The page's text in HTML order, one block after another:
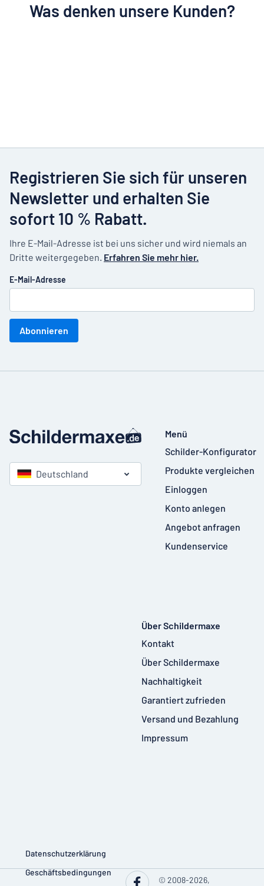
Was denken unsere Kunden?
Registrieren Sie sich für unseren
Newsletter und erhalten Sie
sofort 10 % Rabatt.
Ihre E-Mail-Adresse ist bei uns sicher und wird niemals an
Dritte weitergegeben. Erfahren Sie mehr hier.
E-Mail-Adresse
Abonnieren
Deutschland
Menü
Schilder-Konfigurator
Produkte vergleichen
Einloggen
Konto anlegen
Angebot anfragen
Kundenservice
Über Schildermaxe
Kontakt
Über Schildermaxe
Nachhaltigkeit
Garantiert zufrieden
Versand und Bezahlung
Impressum
Datenschutzerklärung
Geschäftsbedingungen
© 2008-2026,